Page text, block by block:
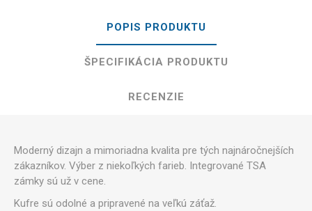
POPIS PRODUKTU
ŠPECIFIKÁCIA PRODUKTU
RECENZIE
Moderný dizajn a mimoriadna kvalita pre tých najnáročnejších
zákazníkov. Výber z niekoľkých farieb. Integrované TSA
zámky sú už v cene.
Kufre sú odolné a pripravené na veľkú záťaž.